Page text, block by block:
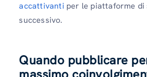
accattivanti per le piattaforme di
successivo.
Quando pubblicare